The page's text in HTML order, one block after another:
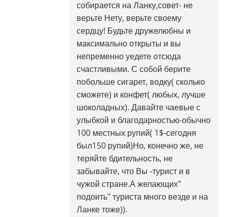
собирается на Ланку,совет- не
верьте Нету, верьте своему
сердцу! Будьте дружелюбны и
максимально открыты и вы
непременно уедете отсюда
счастливыми. С собой берите
побольше сигарет, водку( сколько
сможете) и конфет( любых, лучше
шоколадных). Давайте чаевые с
улыбкой и благодарностью-обычно
100 местных рупий( 1$-сегодня
был150 рупий)Но, конечно же, не
теряйте бдительность, не
забывайте, что Вы -турист и в
чужой стране.А желающих"
подоить" туриста много везде и на
Ланке тоже)).